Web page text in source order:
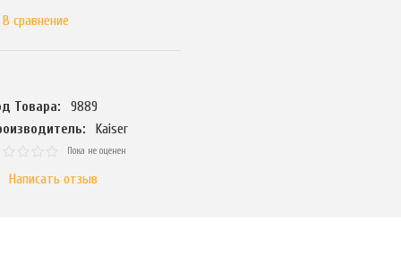
В сравнение
Товара:
9889
Kaiser
Пока не оценен
Написать отзыв